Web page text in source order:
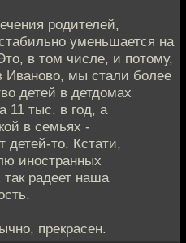
родителей,
уменьшается на
в том числе, и потому,
Иваново, мы стали более
детей в детдомах
11 тыс. в год, а
в семьях -
детей-то. Кстати,
иностранных
радеет наша
прекрасен.